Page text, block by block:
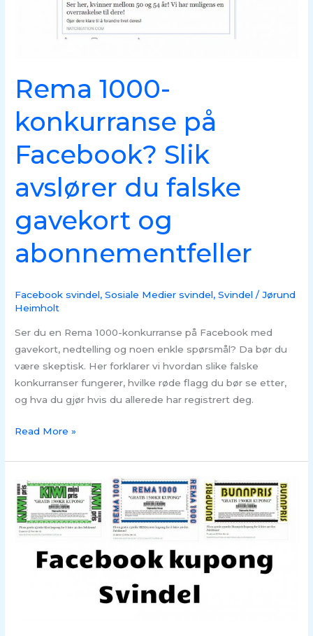
Rema 1000-
konkurranse på
Facebook? Slik
avslører du falske
gavekort og
abonnementfeller
Facebook svindel,Sosiale Medier svindel,Svindel /Jørund
Heimholt
Ser du en Rema 1000-konkurranse på Facebook med
gavekort, nedtelling og noen enkle spørsmål? Da bør du
være skeptisk. Her forklarer vi hvordan slike falske
konkurranser fungerer, hvilke røde flagg du bør se etter,
og hva du gjør hvis du allerede har registrert deg.
abonnementfeller
Read More »
SVINDEL
–
Rema1000,
Kiwi
Bunnpris